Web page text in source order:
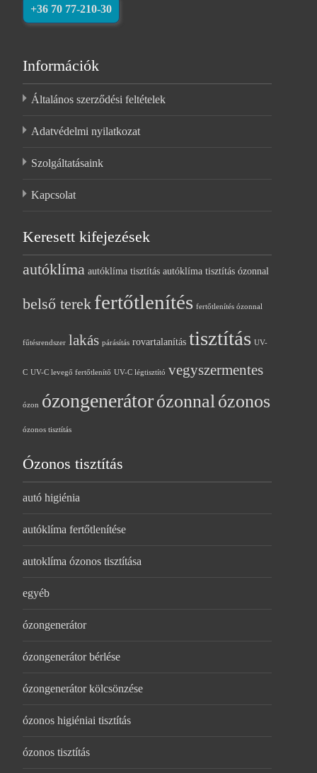
+36 70 77-210-30
Információk
Általános szerződési feltételek
Adatvédelmi nyilatkozat
Szolgáltatásaink
Kapcsolat
Keresett kifejezések
autóklíma autóklíma tisztítás autóklíma tisztítás ózonnal
belső terek fertőtlenítés fertőtlenítés ózonnal
fűtésrendszer lakás párásítás rovartalanítás tisztítás UV-
C UV-C levegő fertőtlenítő UV-C légtisztító vegyszermentes
ózon ózongenerátorózonnalózonos
ózonos tisztítás
Ózonos tisztítás
autó higiénia
autóklíma fertőtlenítése
autoklíma ózonos tisztítása
egyéb
ózongenerátor
ózongenerátor bérlése
ózongenerátor kölcsönzése
ózonos higiéniai tisztítás
ózonos tisztítás